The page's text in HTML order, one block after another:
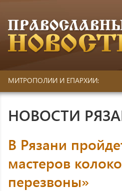
МИТРОПОЛИИ И ЕПАРХИИ:
НОВОСТИ
В Рязани
мастеров
перезвоны»